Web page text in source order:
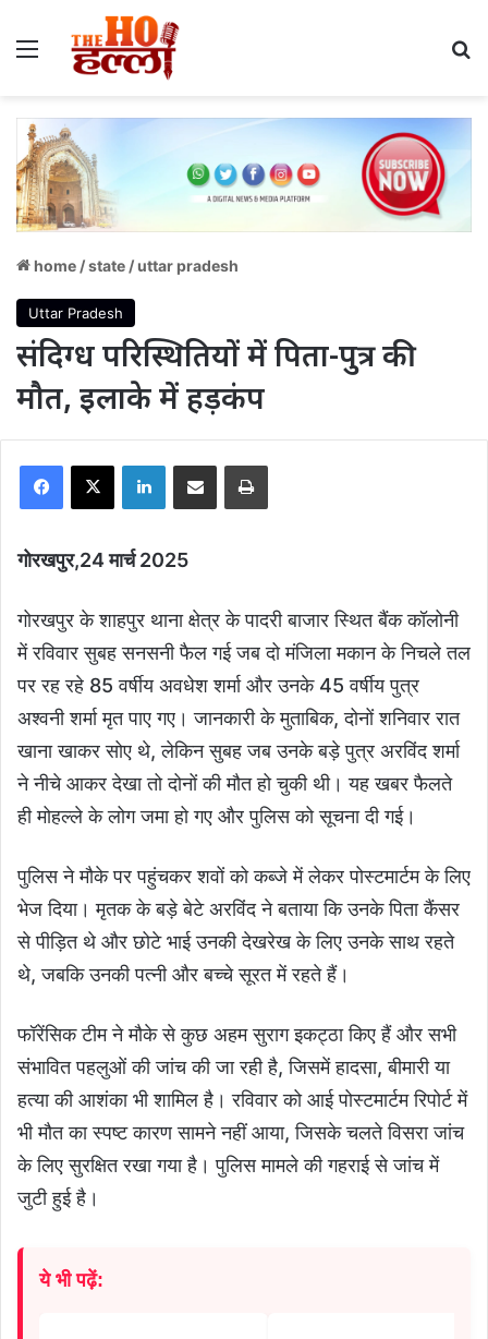
Menu
home /state /uttar pradesh
Uttar Pradesh
संदिग्ध परिस्थितियों में पिता-पुत्र की
मौत, इलाके में हड़कंप
Facebook
X LinkedInShare via Email Print
गोरखपुर,24 मार्च 2025
गोरखपुर के शाहपुर थाना क्षेत्र के पादरी बाजार स्थित बैंक कॉलोनी
में रविवार सुबह सनसनी फैल गई जब दो मंजिला मकान के निचले तल
पर रह रहे 85 वर्षीय अवधेश शर्मा और उनके 45 वर्षीय पुत्र
अश्वनी शर्मा मृत पाए गए। जानकारी के मुताबिक, दोनों शनिवार रात
खाना खाकर सोए थे, लेकिन सुबह जब उनके बड़े पुत्र अरविंद शर्मा
ने नीचे आकर देखा तो दोनों की मौत हो चुकी थी। यह खबर फैलते
ही मोहल्ले के लोग जमा हो गए और पुलिस को सूचना दी गई।
पुलिस ने मौके पर पहुंचकर शवों को कब्जे में लेकर पोस्टमार्टम के लिए
भेज दिया। मृतक के बड़े बेटे अरविंद ने बताया कि उनके पिता कैंसर
से पीड़ित थे और छोटे भाई उनकी देखरेख के लिए उनके साथ रहते
थे, जबकि उनकी पत्नी और बच्चे सूरत में रहते हैं।
फॉरेंसिक टीम ने मौके से कुछ अहम सुराग इकट्ठा किए हैं और सभी
संभावित पहलुओं की जांच की जा रही है, जिसमें हादसा, बीमारी या
हत्या की आशंका भी शामिल है। रविवार को आई पोस्टमार्टम रिपोर्ट में
भी मौत का स्पष्ट कारण सामने नहीं आया, जिसके चलते विसरा जांच
के लिए सुरक्षित रखा गया है। पुलिस मामले की गहराई से जांच में
जुटी हुई है।
ये भी पढ़ें: